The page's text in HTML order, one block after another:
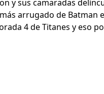
y sus camaradas
arrugado de
4 de Titanes y eso